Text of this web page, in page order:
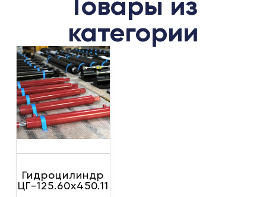
категории
Гидроцилиндр
ЦГ-125.60х450.11